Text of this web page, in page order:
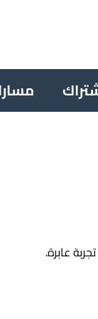
عابرة.